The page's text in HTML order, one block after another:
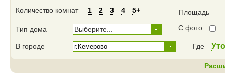
Количество комнат 1 2 3 4 5+ Площадь
Тип дома Выберите... С фото
В городе Где